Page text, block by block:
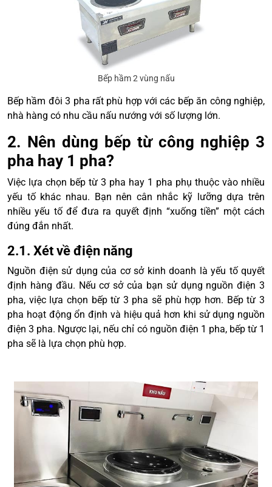
Bếp hầm 2 vùng nấu
Bếp hầm đôi 3 pha rất phù hợp với các bếp ăn công nghiệp,
nhà hàng có nhu cầu nấu nướng với số lượng lớn.
2. Nên dùng bếp từ công nghiệp 3
pha hay 1 pha?
Việc lựa chọn bếp từ 3 pha hay 1 pha phụ thuộc vào nhiều
yếu tố khác nhau. Bạn nên cân nhắc kỹ lưỡng dựa trên
nhiều yếu tố để đưa ra quyết định “xuống tiền” một cách
đúng đắn nhất.
2.1. Xét về điện năng
Nguồn điện sử dụng của cơ sở kinh doanh là yếu tố quyết
định hàng đầu. Nếu cơ sở của bạn sử dụng nguồn điện 3
pha, việc lựa chọn bếp từ 3 pha sẽ phù hợp hơn. Bếp từ 3
pha hoạt động ổn định và hiệu quả hơn khi sử dụng nguồn
điện 3 pha. Ngược lại, nếu chỉ có nguồn điện 1 pha, bếp từ 1
pha sẽ là lựa chọn phù hợp.